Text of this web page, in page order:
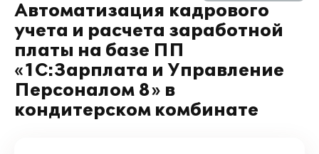
Автоматизация кадрового
учета и расчета заработной
платы на базе ПП
«1С:Зарплата и Управление
Персоналом 8» в
кондитерском комбинате